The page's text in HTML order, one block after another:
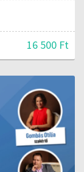
16 500 Ft